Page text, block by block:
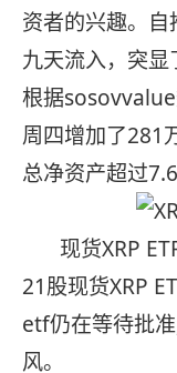
资者的兴趣。
九天流入，突显
根据
周四增加了281
总净资产超过
现货XRP
21股现货XRP
etf仍在等待批
风。